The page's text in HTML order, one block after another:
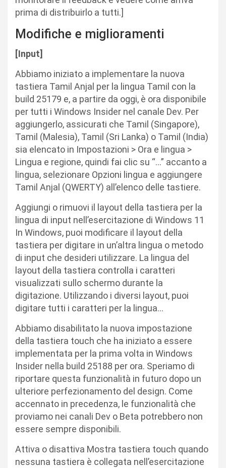
prima di distribuirlo a tutti.]
Modifiche e miglioramenti
[Input]​
Abbiamo iniziato a implementare la nuova
tastiera Tamil Anjal per la lingua Tamil con la
build 25179 e, a partire da oggi, è ora disponibile
per tutti i Windows Insider nel canale Dev. Per
aggiungerlo, assicurati che Tamil (Singapore),
Tamil (Malesia), Tamil (Sri Lanka) o Tamil (India)
sia elencato in Impostazioni > Ora e lingua >
Lingua e regione, quindi fai clic su “…” accanto a
lingua, selezionare Opzioni lingua e aggiungere
Tamil Anjal (QWERTY) all’elenco delle tastiere.
Aggiungi o rimuovi il layout della tastiera per la
lingua di input nell’esercitazione di Windows 11
In Windows, puoi modificare il layout della
tastiera per digitare in un’altra lingua o metodo
di input che desideri utilizzare. La lingua del
layout della tastiera controlla i caratteri
visualizzati sullo schermo durante la
digitazione. Utilizzando i diversi layout, puoi
digitare tutti i caratteri per la lingua…
Abbiamo disabilitato la nuova impostazione
della tastiera touch che ha iniziato a essere
implementata per la prima volta in Windows
Insider nella build 25188 per ora. Speriamo di
riportare questa funzionalità in futuro dopo un
ulteriore perfezionamento del design. Come
accennato in precedenza, le funzionalità che
proviamo nei canali Dev o Beta potrebbero non
essere sempre disponibili.
Attiva o disattiva Mostra tastiera touch quando
nessuna tastiera è collegata nell’esercitazione